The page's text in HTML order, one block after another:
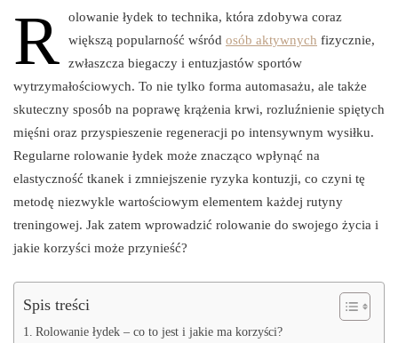
R
olowanie łydek to technika, która zdobywa coraz
większą popularność wśród osób aktywnych fizycznie,
zwłaszcza biegaczy i entuzjastów sportów
wytrzymałościowych. To nie tylko forma automasażu, ale także
skuteczny sposób na poprawę krążenia krwi, rozluźnienie spiętych
mięśni oraz przyspieszenie regeneracji po intensywnym wysiłku.
Regularne rolowanie łydek może znacząco wpłynąć na
elastyczność tkanek i zmniejszenie ryzyka kontuzji, co czyni tę
metodę niezwykle wartościowym elementem każdej rutyny
treningowej. Jak zatem wprowadzić rolowanie do swojego życia i
jakie korzyści może przynieść?
Spis treści
Rolowanie łydek – co to jest i jakie ma korzyści?